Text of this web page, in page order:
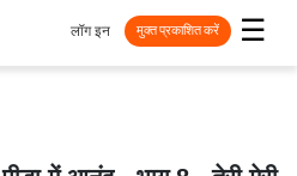
☰
लॉग इन मुक्त प्रकाशित करें